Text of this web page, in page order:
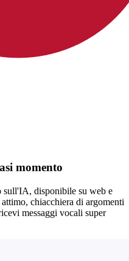
momento
sull'IA, disponibile su web e
chiacchiera di argomenti
messaggi vocali super